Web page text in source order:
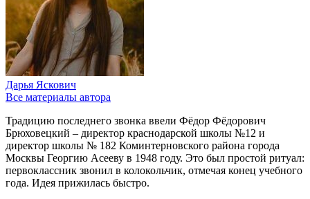
Дарья Яскович
Все материалы автора
Традицию последнего звонка ввели Фёдор Фёдорович
Брюховецкий – директор краснодарской школы №12 и
директор школы № 182 Коминтерновского района города
Москвы Георгию Асееву в 1948 году. Это был простой ритуал:
первоклассник звонил в колокольчик, отмечая конец учебного
года. Идея прижилась быстро.